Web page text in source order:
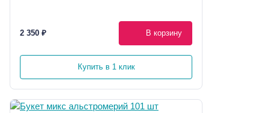
2 350 ₽ В корзину
Купить в 1 клик